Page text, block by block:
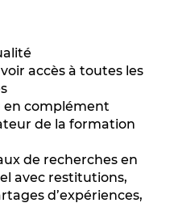
accès à toutes les
en complément
de la formation
de recherches en
avec restitutions,
d’expériences,